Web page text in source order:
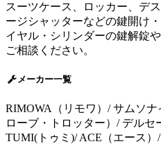
スーツケース、ロッカー、デ
ージシャッターなどの鍵開け
イヤル・シリンダーの鍵解錠
ご相談ください。
メーカー一覧
RIMOWA（リモワ）/ サムソ
ローブ・トロッター）/ デルセ
TUMI(トゥミ)/ ACE（エース